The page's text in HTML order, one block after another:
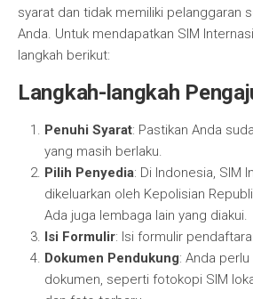
syarat dan tidak memiliki pelanggaran
Anda. Untuk mendapatkan SIM
langkah berikut:
Langkah-langkah
Penuhi Syarat: Pastikan Anda
yang masih berlaku.
Pilih Penyedia: Di Indonesia, SIM
dikeluarkan oleh Kepolisian
Ada juga lembaga lain yang diakui.
Isi Formulir: Isi formulir
Dokumen Pendukung: Anda
dokumen, seperti fotokopi SIM